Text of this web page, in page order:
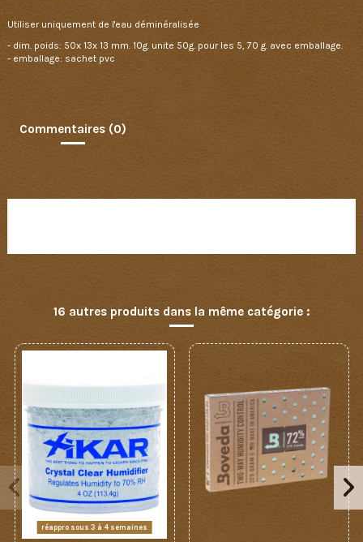
Utiliser uniquement de l'eau déminéralisée
- dim. poids: 50x 13x 13 mm. 10g. unite 50g. pour les 5, 70 g. avec emballage.
- emballage: sachet pvc
Commentaires (0)
16 autres produits dans la même catégorie :
réappro sous 3 à 4 semaines